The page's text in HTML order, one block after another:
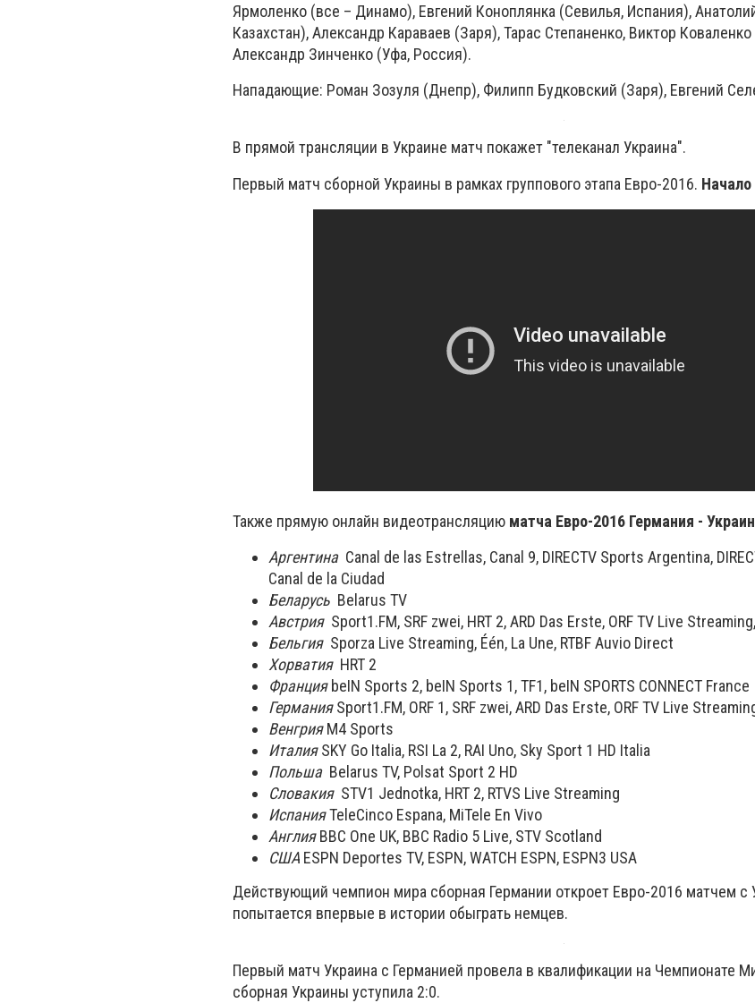
Ярмоленко (все – Динамо), Евгений Коноплянка (Севилья, Испания),
Казахстан), Александр Караваев (Заря), Тарас Степаненко, Виктор
Александр Зинченко (Уфа, Россия).
Нападающие: Роман Зозуля (Днепр), Филипп Будковский (Заря), Евгений
В прямой трансляции в Украине матч покажет "телеканал Украина".
Первый матч сборной Украины в рамках группового этапа Евро-2016. Начало
Также прямую онлайн видеотрансляцию матча Евро-2016 Германия -
АргентинаCanal de las Estrellas, Canal 9, DIRECTV Sports Argentina,
Canal de la Ciudad
Беларусь Belarus TV
АвстрияSport1.FM, SRF zwei, HRT 2, ARD Das Erste, ORF TV Live Streaming,
БельгияSporza Live Streaming, Één, La Une, RTBF Auvio Direct
ХорватияHRT 2
ФранцияbeIN Sports 2, beIN Sports 1, TF1, beIN SPORTS CONNECT France
ГерманияSport1.FM, ORF 1, SRF zwei, ARD Das Erste, ORF TV Live
ВенгрияM4 Sports
ИталияSKY Go Italia, RSI La 2, RAI Uno, Sky Sport 1 HD Italia
ПольшаBelarus TV, Polsat Sport 2 HD
СловакияSTV1 Jednotka, HRT 2, RTVS Live Streaming
ИспанияTeleCinco Espana, MiTele En Vivo
АнглияBBC One UK, BBC Radio 5 Live, STV Scotland
США ESPN Deportes TV, ESPN, WATCH ESPN, ESPN3 USA
Действующий чемпион мира сборная Германии откроет Евро-2016 матчем с
попытается впервые в истории обыграть немцев.
Первый матч Украина с Германией провела в квалификации на Чемпионате
сборная Украины уступила 2:0.